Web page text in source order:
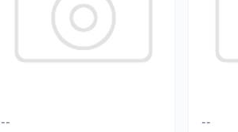
-- --